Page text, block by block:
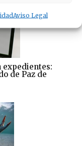
Aviso Legal
expedientes:
de Paz de